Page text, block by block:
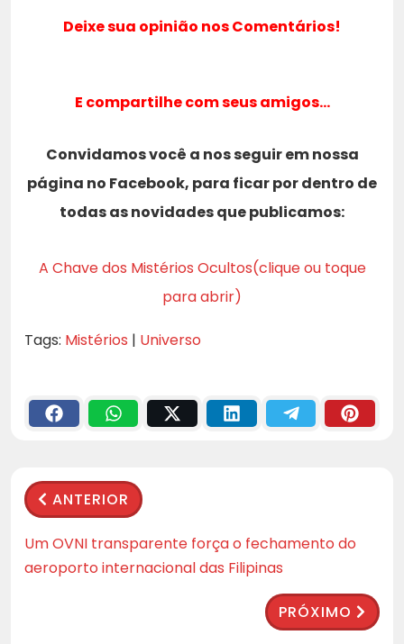
Deixe sua opinião nos Comentários!
E compartilhe com seus amigos…
Convidamos você a nos seguir em nossa
página no Facebook, para ficar por dentro de
todas as novidades que publicamos:
A Chave dos Mistérios Ocultos(clique ou toque
para abrir)
Tags: Mistérios | Universo
ANTERIOR
Um OVNI transparente força o fechamento do
aeroporto internacional das Filipinas
PRÓXIMO